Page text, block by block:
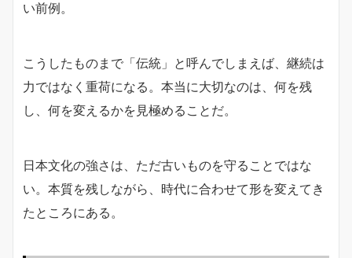
い前例。
こうしたものまで「伝統」と呼んでしまえば、継続は
力ではなく重荷になる。本当に大切なのは、何を残
し、何を変えるかを見極めることだ。
日本文化の強さは、ただ古いものを守ることではな
い。本質を残しながら、時代に合わせて形を変えてき
たところにある。